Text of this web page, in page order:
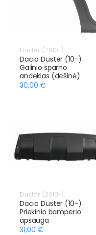
Duster (2010-)
Dacia Duster (10-)
Galinio sparno
andėklas (dešinė)
30,00 €
Duster (2010-)
Dacia Duster (10-)
Priekinio bamperio
apsauga
31,00 €